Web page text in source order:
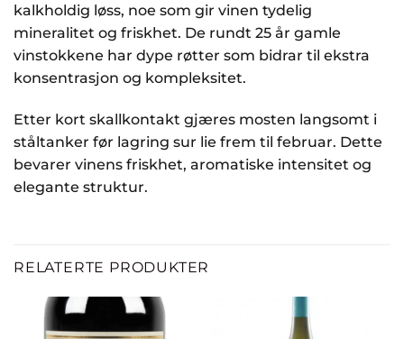
kalkholdig løss, noe som gir vinen tydelig
mineralitet og friskhet. De rundt 25 år gamle
vinstokkene har dype røtter som bidrar til ekstra
konsentrasjon og kompleksitet.
Etter kort skallkontakt gjæres mosten langsomt i
ståltanker før lagring sur lie frem til februar. Dette
bevarer vinens friskhet, aromatiske intensitet og
elegante struktur.
RELATERTE PRODUKTER